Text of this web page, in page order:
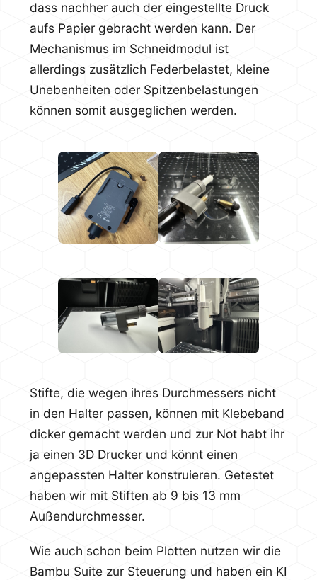
dass nachher auch der eingestellte Druck
aufs Papier gebracht werden kann. Der
Mechanismus im Schneidmodul ist
allerdings zusätzlich Federbelastet, kleine
Unebenheiten oder Spitzenbelastungen
können somit ausgeglichen werden.
Stifte, die wegen ihres Durchmessers nicht
in den Halter passen, können mit Klebeband
dicker gemacht werden und zur Not habt ihr
ja einen 3D Drucker und könnt einen
angepassten Halter konstruieren. Getestet
haben wir mit Stiften ab 9 bis 13 mm
Außendurchmesser.
Wie auch schon beim Plotten nutzen wir die
Bambu Suite zur Steuerung und haben ein KI